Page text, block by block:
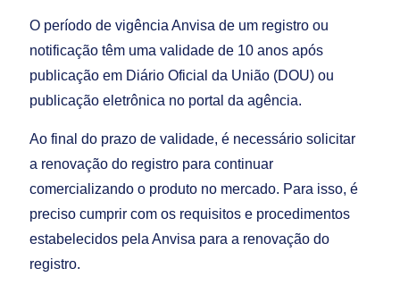
O período de vigência Anvisa de um registro ou
notificação têm uma validade de 10 anos após
publicação em Diário Oficial da União (DOU) ou
publicação eletrônica no portal da agência.
Ao final do prazo de validade, é necessário solicitar
a renovação do registro para continuar
comercializando o produto no mercado. Para isso, é
preciso cumprir com os requisitos e procedimentos
estabelecidos pela Anvisa para a renovação do
registro.